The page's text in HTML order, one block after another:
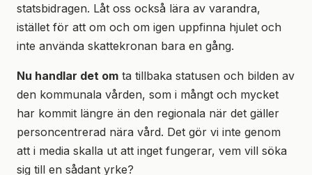
statsbidragen. Låt oss också lära av varandra,
istället för att om och om igen uppfinna hjulet och
inte använda skattekronan bara en gång.
Nu handlar det om ta tillbaka statusen och bilden av
den kommunala vården, som i mångt och mycket
har kommit längre än den regionala när det gäller
personcentrerad nära vård. Det gör vi inte genom
att i media skalla ut att inget fungerar, vem vill söka
sig till en sådant yrke?